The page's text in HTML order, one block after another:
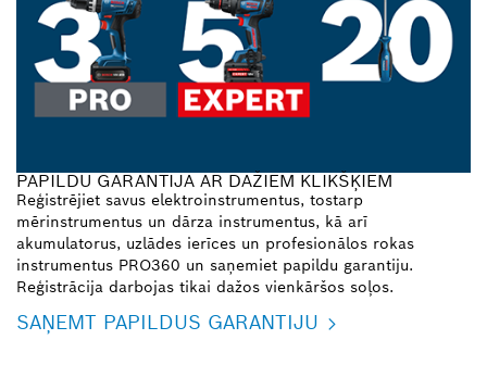
PAPILDU GARANTIJA AR DAŽIEM KLIKŠĶIEM
Reģistrējiet savus elektroinstrumentus, tostarp
mērinstrumentus un dārza instrumentus, kā arī
akumulatorus, uzlādes ierīces un profesionālos rokas
instrumentus PRO360 un saņemiet papildu garantiju.
Reģistrācija darbojas tikai dažos vienkāršos soļos.
SAŅEMT PAPILDUS GARANTIJU